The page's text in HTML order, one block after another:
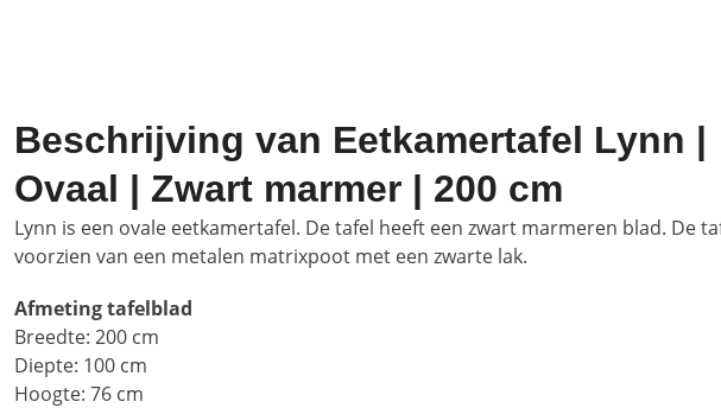
Beschrijving van Eetkamertafel Lynn |
Ovaal | Zwart marmer | 200 cm
Lynn is een ovale eetkamertafel. De tafel heeft een zwart marmeren blad. De
voorzien van een metalen matrixpoot met een zwarte lak.
Afmeting tafelblad
Breedte: 200 cm
Diepte: 100 cm
Hoogte: 76 cm